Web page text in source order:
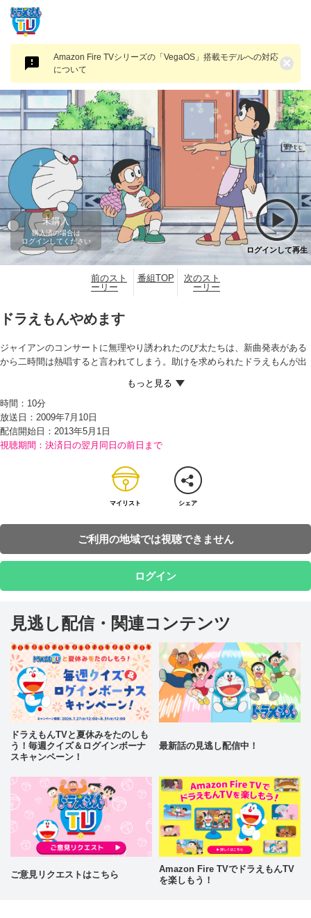
Amazon Fire TVシリーズの「VegaOS」搭載モデルへの対応
について
×
未購入
購入済の場合は
ログインしてください
ログインして再生
前のスト
ーリー
番組TOP
次のスト
ーリー
ドラえもんやめます
ジャイアンのコンサートに無理やり誘われたのび太たちは、新曲発表がある
から二時間は熱唱すると言われてしまう。助けを求められたドラえもんが出
と、歌がうまくなる」と言って辞ニンジンを食べさせると、ジャイアンは
「今日で歌手を辞任する」と言い、走り去っていった。 その後、0点のテス
トを見つけたママからお説教されそうになったのび太は、ママにもニンジン
を食べさせ、ママを辞任すると言わせてしまう。さらに、そのことを注意し
たドラえもんにもニンジンを食べさせて…！？
時間： 10分
放送日：2009年7月10日
配信開始日： 2013年5月1日
視聴期間：決済日の翌月同日の前日まで
マイリスト シェア
ご利用の地域では視聴できません
ログイン
見逃し配信・関連コンテンツ
ドラえもんTVと夏休みをたのしも
う！毎週クイズ＆ログインボーナ
スキャンペーン！
最新話の見逃し配信中！
ご意見リクエストはこちら
Amazon Fire TVでドラえもんTV
を楽しもう！